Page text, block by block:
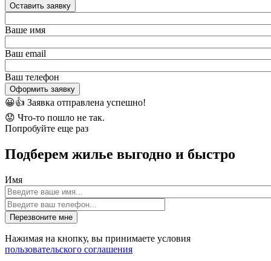
Оставить заявку
Ваше имя
Ваш email
Ваш телефон
Оформить заявку
😀👍 Заявка отправлена успешно!
😟 Что-то пошло не так.
Попробуйте еще раз
Подберем жилье выгодно и быстро
Имя
Перезвоните мне
Нажимая на кнопку, вы принимаете условия
пользовательского соглашения